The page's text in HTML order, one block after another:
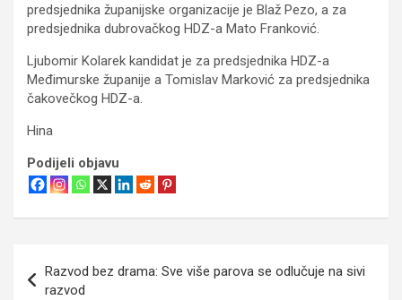
predsjednika županijske organizacije je Blaž Pezo, a za
predsjednika dubrovačkog HDZ-a Mato Franković.
Ljubomir Kolarek kandidat je za predsjednika HDZ-a
Međimurske županije a Tomislav Marković za predsjednika
čakovečkog HDZ-a.
Hina
Podijeli objavu
objava
Razvod bez drama: Sve više parova se odlučuje na sivi
razvod